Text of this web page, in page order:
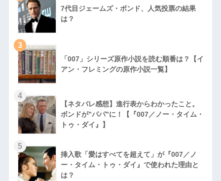
7代目ジェームズ・ボンド、人気投票の結果
は？
3
「007」シリーズ原作小説を読む順番は？【イ
アン・フレミングの原作小説一覧】
4
【ネタバレ感想】進行表からわかったこと。
ボンドが”パパ”に！【『007／ノー・タイム・
トゥ・ダイ』】
5
挿入歌「愛はすべてを超えて」が『007／ノ
ー・タイム・トゥ・ダイ』で使われた理由と
は？